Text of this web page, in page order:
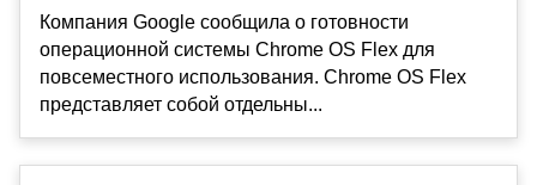
Компания Google сообщила о готовности
операционной системы Chrome OS Flex для
повсеместного использования. Chrome OS Flex
представляет собой отдельны...